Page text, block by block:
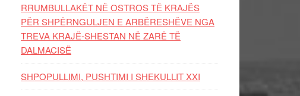
RRUMBULLAKËT NË OSTROS TË KRAJËS
PËR SHPËRNGULJEN E ARBËRESHËVE NGA
TREVA KRAJË-SHESTAN NË ZARË TË
DALMACISË
SHPOPULLIMI, PUSHTIMI I SHEKULLIT XXI